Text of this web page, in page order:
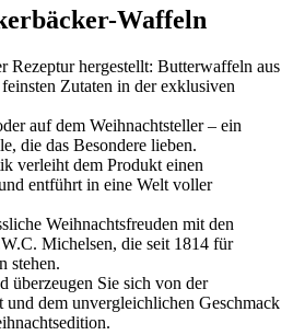
Waffeln
Rezeptur hergestellt: Butterwaffeln aus
Zutaten in der exklusiven
auf dem Weihnachtsteller – ein
die das Besondere lieben.
verleiht dem Produkt einen
entführt in eine Welt voller
Weihnachtsfreuden mit den
Michelsen, die seit 1814 für
stehen.
überzeugen Sie sich von der
und dem unvergleichlichen Geschmack